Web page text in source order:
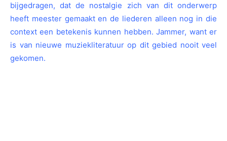
bijgedragen, dat de nostalgie zich van dit onderwerp
heeft meester gemaakt en de liederen alleen nog in die
context een betekenis kunnen hebben. Jammer, want er
is van nieuwe muziekliteratuur op dit gebied nooit veel
gekomen.